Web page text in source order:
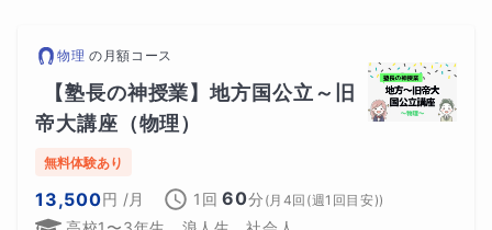
物理 の 月額コース
【塾長の神授業】地方国公立～旧
帝大講座（物理）
無料体験あり
13,500円 /月 1回 60分 ( 月4回(週1回目安))